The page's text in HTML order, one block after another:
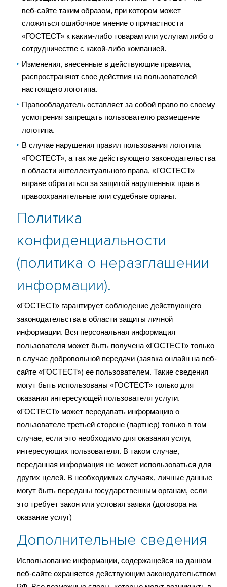
веб-сайте таким образом, при котором может
сложиться ошибочное мнение о причастности
«ГОСТЕСТ» к каким-либо товарам или услугам либо о
сотрудничестве с какой-либо компанией.
Изменения, внесенные в действующие правила,
распространяют свое действия на пользователей
настоящего логотипа.
Правообладатель оставляет за собой право по своему
усмотрения запрещать пользователю размещение
логотипа.
В случае нарушения правил пользования логотипа
«ГОСТЕСТ», а так же действующего законодательства
в области интеллектуального права, «ГОСТЕСТ»
вправе обратиться за защитой нарушенных прав в
правоохранительные или судебные органы.
Политика
конфиденциальности
(политика о неразглашении
информации).
«ГОСТЕСТ» гарантирует соблюдение действующего
законодательства в области защиты личной
информации. Вся персональная информация
пользователя может быть получена «ГОСТЕСТ» только
в случае добровольной передачи (заявка онлайн на веб-
сайте «ГОСТЕСТ») ее пользователем. Такие сведения
могут быть использованы «ГОСТЕСТ» только для
оказания интересующей пользователя услуги.
«ГОСТЕСТ» может передавать информацию о
пользователе третьей стороне (партнер) только в том
случае, если это необходимо для оказания услуг,
интересующих пользователя. В таком случае,
переданная информация не может использоваться для
других целей. В необходимых случаях, личные данные
могут быть переданы государственным органам, если
это требует закон или условия заявки (договора на
оказание услуг)
Дополнительные сведения
Использование информации, содержащейся на данном
веб-сайте охраняется действующим законодательством